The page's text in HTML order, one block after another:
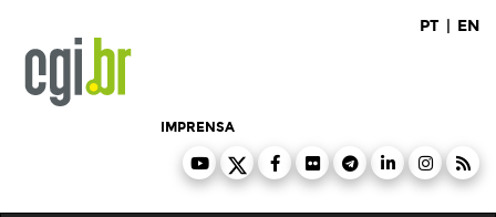
conteúdo
PT | EN
IMPRENSA